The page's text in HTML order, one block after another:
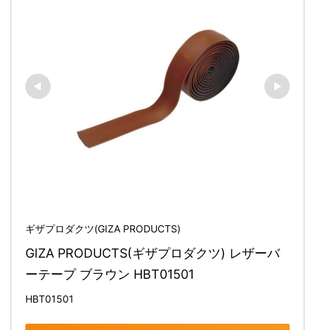
ギザプロダクツ(GIZA PRODUCTS)
GIZA PRODUCTS(ギザプロダクツ) レザーバ
ーテープ ブラウン HBT01501
HBT01501